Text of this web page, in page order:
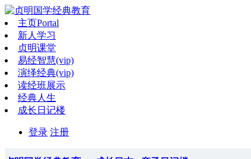
主页Portal
新人学习
贞明课堂
易经智慧(vip)
演绎经典(vip)
读经班展示
经典人生
成长日记楼
登录 注册